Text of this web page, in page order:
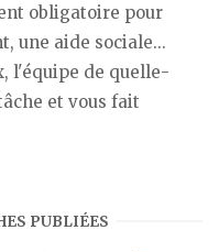
obligatoire pour
une aide sociale...
l'équipe de quelle-
et vous fait
PUBLIÉES